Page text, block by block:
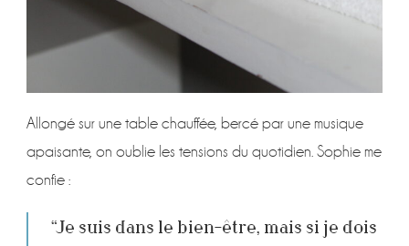
Allongé sur une table chauffée, bercé par une musique
apaisante, on oublie les tensions du quotidien. Sophie me
confie :
“Je suis dans le bien-être, mais si je dois